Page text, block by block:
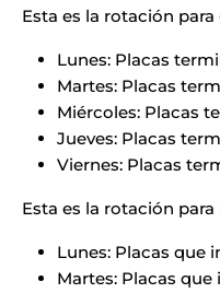
Esta es la rotación para
Lunes: Placas
Martes: Placas
Miércoles: Placas
Jueves: Placas
Viernes: Placas
Esta es la rotación
Lunes: Placas que
Martes: Placas que